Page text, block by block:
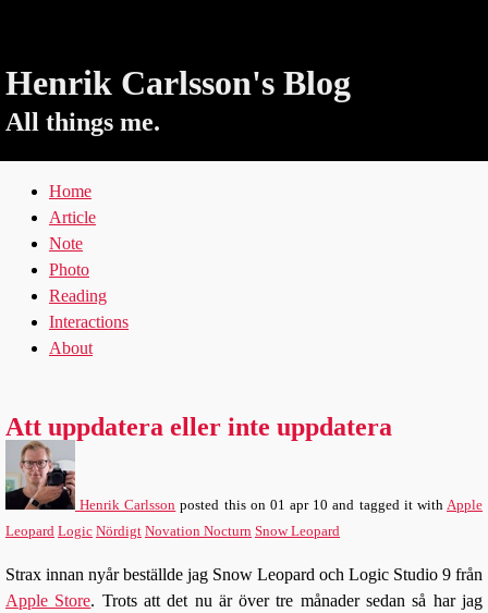
Henrik Carlsson's Blog
All things me.
Home
Article
Note
Photo
Reading
Interactions
About
Att uppdatera eller inte uppdatera
Henrik Carlsson posted this on 01 apr 10 and tagged it withApple
Leopard Logic Nördigt Novation Nocturn Snow Leopard
Strax innan nyår beställde jag Snow Leopard och Logic Studio 9 från
Apple Store. Trots att det nu är över tre månader sedan så har jag